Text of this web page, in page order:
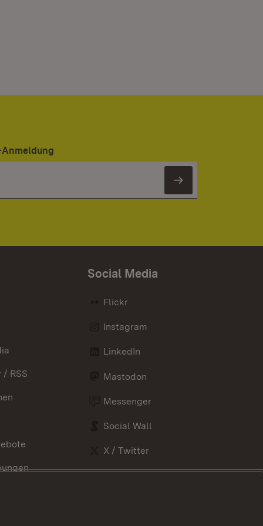
Newsletter
RSS
Social Media
Flickr
Instagram
LinkedIn
Mastodon
Messenger
Social Wall
X / Twitter
Youtube